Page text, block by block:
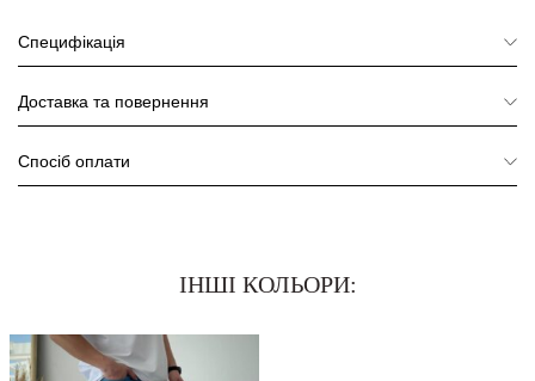
Туніки та
комбінезони
Спідниці
Специфікація
Доставка та повернення
Спосіб оплати
ІНШІ КОЛЬОРИ: